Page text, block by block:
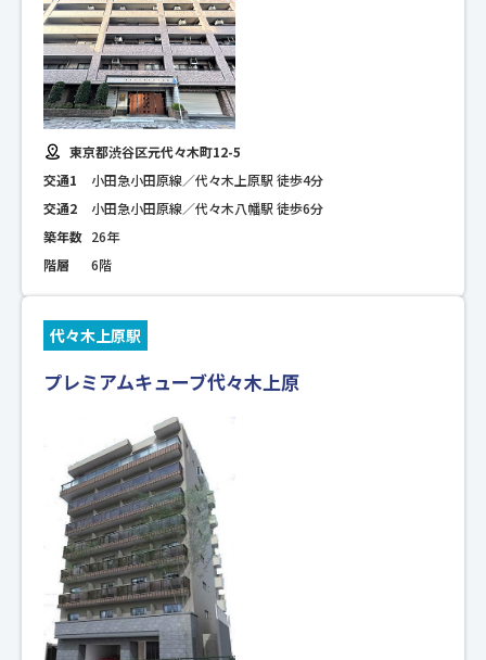
東京都渋谷区元代々木町12-5
交通1
小田急小田原線／代々木上原駅 徒歩4分
交通2
小田急小田原線／代々木八幡駅 徒歩6分
築年数 26年
階層
6階
代々木上原駅
プレミアムキューブ代々木上原